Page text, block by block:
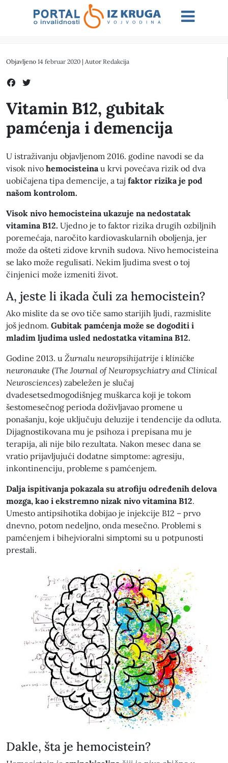
Objavljeno 14 februar 2020 | Autor Redakcija
Vitamin B12, gubitak
pamćenja i demencija
U istraživanju objavljenom 2016. godine navodi se da
visok nivo hemocisteinau krvi povećava rizik od dva
uobičajena tipa demencije, a taj faktor rizika je pod
našom kontrolom.
Visok nivo hemocisteina ukazuje na nedostatak
vitamina B12. Ujedno je to faktor rizika drugih ozbiljnih
poremećaja, naročito kardiovaskularnih oboljenja, jer
može da ošteti zidove krvnih sudova. Nivo hemocisteina
se lako može regulisati. Nekim ljudima svest o toj
činjenici može izmeniti život.
A, jeste li ikada čuli za hemocistein?
Ako mislite da se ovo tiče samo starijih ljudi, razmislite
još jednom. Gubitak pamćenja može se dogoditi i
mladim ljudima usled nedostatka vitamina B12.
Godine 2013. u Žurnalu neuropsihijatrije i kliničke
neuronauke (The Journal of Neuropsychiatry and Clinical
Neurosciences) zabeležen je slučaj
dvadesetsedmogodišnjeg muškarca koji je tokom
šestomesečnog perioda doživljavao promene u
ponašanju, koje uključuju deluzije i tendencije da odluta.
Dijagnostikovana mu je psihoza i prepisana mu je
terapija, ali nije bilo rezultata. Nakon mesec dana se
vratio prijavljujući dodatne simptome: agresiju,
inkontinenciju, probleme s pamćenjem.
Dalja ispitivanja pokazala su atrofiju određenih delova
mozga, kao i ekstremno nizak nivo vitamina B12.
Umesto antipsihotika dobijao je injekcije B12 – prvo
dnevno, potom nedeljno, onda mesečno. Problemi s
pamćenjem i bihejvioralni simptomi su u potpunosti
prestali.
Dakle, šta je hemocistein?